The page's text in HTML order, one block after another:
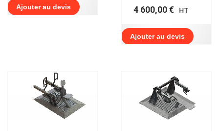
Ajouter au devis 4 600,00€ HT
Ajouter au devis